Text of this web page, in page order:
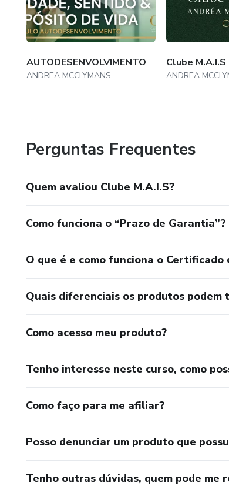
AUTODESENVOLVIMENTO
ANDREA MCCLYMANS
Clube M.A.I.S
ANDREA
Perguntas Frequentes
Quem avaliou Clube M.A.I.S?
Como funciona o “Prazo de Garantia”?
O que é e como funciona o Certificado
Quais diferenciais os produtos podem
Como acesso meu produto?
Tenho interesse neste curso, como
Como faço para me afiliar?
Posso denunciar um produto que
Tenho outras dúvidas, quem pode me